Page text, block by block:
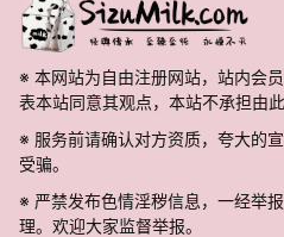
※ 本网站为自由注册网站，站内会
表本站同意其观点，本站不承担由
※ 服务前请确认对方资质，夸大的
受骗。
※ 严禁发布色情淫秽信息，一经举
理。欢迎大家监督举报。